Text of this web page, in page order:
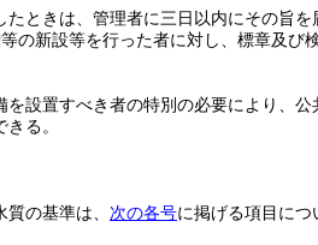
ときは、管理者に三日以内にその旨を
の新設等を行った者に対し、標章及び
設置すべき者の特別の必要により、
る。
の基準は、 次の各号に掲げる項目に